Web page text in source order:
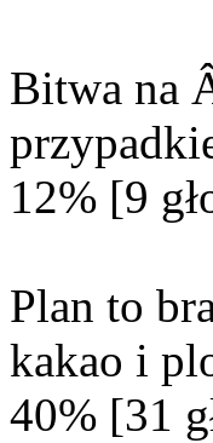
Bitwa na
12% [9
Plan to
kakao i
40% [31